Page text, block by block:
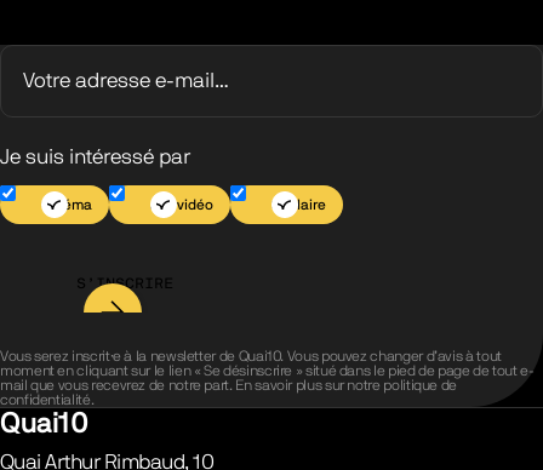
Je suis intéressé par
Cinéma Jeu vidéo Scolaire
S’INSCRIRE
Vous serez inscrit·e à la newsletter de Quai10. Vous pouvez changer d’avis à tout
moment en cliquant sur le lien « Se désinscrire » situé dans le pied de page de tout e-
mail que vous recevrez de notre part. En savoir plus sur notre politique de
confidentialité.
Quai10
Quai Arthur Rimbaud, 10